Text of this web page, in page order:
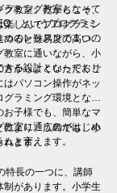
ミング教室となって
」というプログラミ
つのレッスンで１つの
教室」だからこそ、
しんでプログラミン
めると難易度の高いゲ
教室に通いながら、小
きる設計となっており
方からよくいただくご
パソコン操作がネッ
ラミング環境となっ
子様でも、簡単なマ
教室に通うのがはじめ
と言えます。
により、広島でも、小
ます。
特長の一つに、講師
があります。小学生